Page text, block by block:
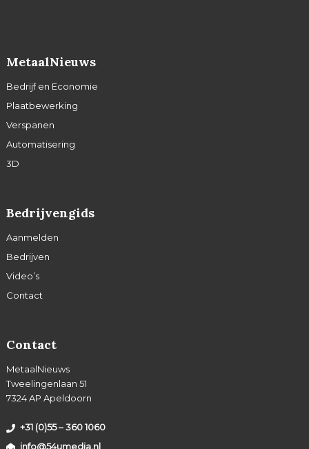
MetaalNieuws
Bedrijf en Economie
Plaatbewerking
Verspanen
Automatisering
3D
Bedrijvengids
Aanmelden
Bedrijven
Video’s
Contact
Contact
MetaalNieuws
Tweelingenlaan 51
7324 AP Apeldoorn
+31 (0)55 – 360 1060
info@54umedia.nl